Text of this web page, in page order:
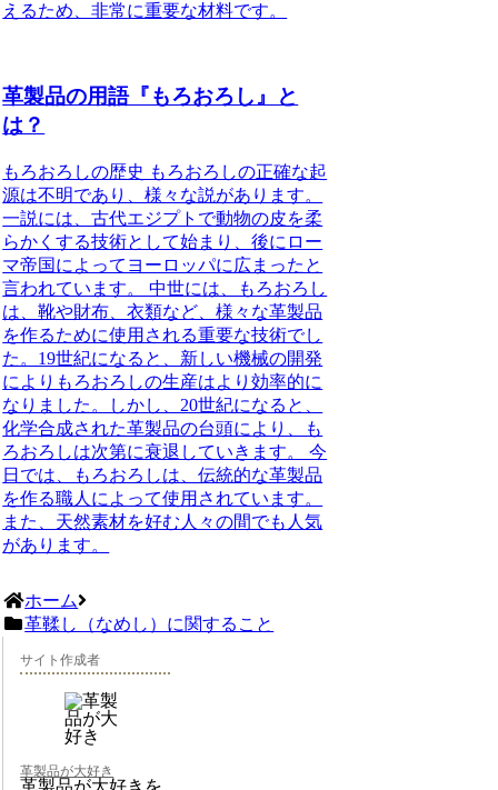
えるため、非常に重要な材料です。
革製品の用語『もろおろし』と
は？
もろおろしの歴史 もろおろしの正確な起
源は不明であり、様々な説があります。
一説には、古代エジプトで動物の皮を柔
らかくする技術として始まり、後にロー
マ帝国によってヨーロッパに広まったと
言われています。 中世には、もろおろし
は、靴や財布、衣類など、様々な革製品
を作るために使用される重要な技術でし
た。19世紀になると、新しい機械の開発
によりもろおろしの生産はより効率的に
なりました。しかし、20世紀になると、
化学合成された革製品の台頭により、も
ろおろしは次第に衰退していきます。 今
日では、もろおろしは、伝統的な革製品
を作る職人によって使用されています。
また、天然素材を好む人々の間でも人気
があります。
ホーム
革鞣し（なめし）に関すること
サイト作成者
革製品が大好き